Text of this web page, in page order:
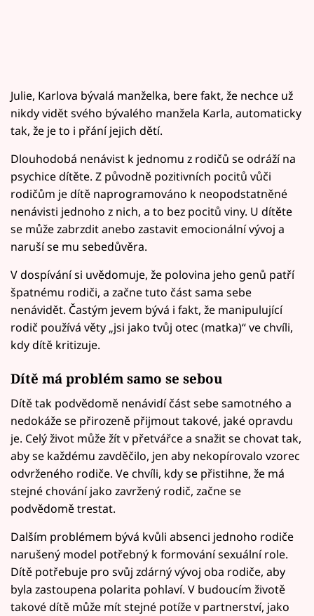
Julie, Karlova bývalá manželka, bere fakt, že nechce už
nikdy vidět svého bývalého manžela Karla, automaticky
tak, že je to i přání jejich dětí.
Dlouhodobá nenávist k jednomu z rodičů se odráží na
psychice dítěte. Z původně pozitivních pocitů vůči
rodičům je dítě naprogramováno k neopodstatněné
nenávisti jednoho z nich, a to bez pocitů viny. U dítěte
se může zabrzdit anebo zastavit emocionální vývoj a
naruší se mu sebedůvěra.
V dospívání si uvědomuje, že polovina jeho genů patří
špatnému rodiči, a začne tuto část sama sebe
nenávidět. Častým jevem bývá i fakt, že manipulující
rodič používá věty „jsi jako tvůj otec (matka)“ ve chvíli,
kdy dítě kritizuje.
Dítě má problém samo se sebou
Dítě tak podvědomě nenávidí část sebe samotného a
nedokáže se přirozeně přijmout takové, jaké opravdu
je. Celý život může žít v přetvářce a snažit se chovat tak,
aby se každému zavděčilo, jen aby nekopírovalo vzorec
odvrženého rodiče. Ve chvíli, kdy se přistihne, že má
stejné chování jako zavržený rodič, začne se
podvědomě trestat.
Dalším problémem bývá kvůli absenci jednoho rodiče
narušený model potřebný k formování sexuální role.
Dítě potřebuje pro svůj zdárný vývoj oba rodiče, aby
byla zastoupena polarita pohlaví. V budoucím životě
takové dítě může mít stejné potíže v partnerství, jako